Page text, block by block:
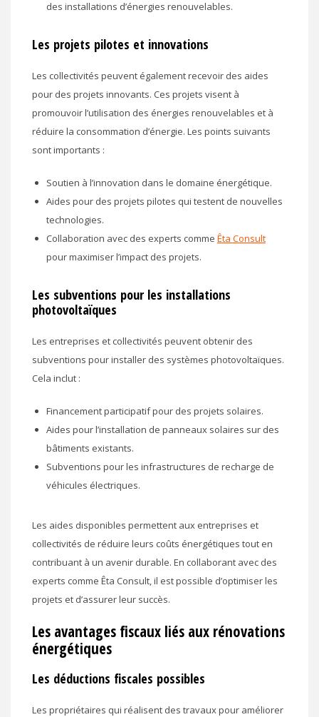
des installations d’énergies renouvelables.
Les projets pilotes et innovations
Les collectivités peuvent également recevoir des aides
pour des projets innovants. Ces projets visent à
promouvoir l’utilisation des énergies renouvelables et à
réduire la consommation d’énergie. Les points suivants
sont importants :
Soutien à l’innovation dans le domaine énergétique.
Aides pour des projets pilotes qui testent de nouvelles
technologies.
Collaboration avec des experts comme Êta Consult
pour maximiser l’impact des projets.
Les subventions pour les installations
photovoltaïques
Les entreprises et collectivités peuvent obtenir des
subventions pour installer des systèmes photovoltaïques.
Cela inclut :
Financement participatif pour des projets solaires.
Aides pour l’installation de panneaux solaires sur des
bâtiments existants.
Subventions pour les infrastructures de recharge de
véhicules électriques.
Les aides disponibles permettent aux entreprises et
collectivités de réduire leurs coûts énergétiques tout en
contribuant à un avenir durable. En collaborant avec des
experts comme Êta Consult, il est possible d’optimiser les
projets et d’assurer leur succès.
Les avantages fiscaux liés aux rénovations
énergétiques
Les déductions fiscales possibles
Les propriétaires qui réalisent des travaux pour améliorer